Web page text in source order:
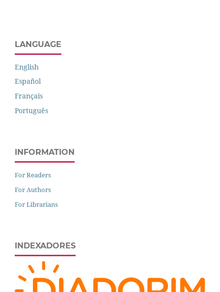
LANGUAGE
English
Español
Français
Português
INFORMATION
For Readers
For Authors
For Librarians
INDEXADORES